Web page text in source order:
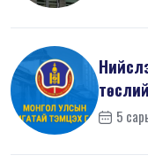
5